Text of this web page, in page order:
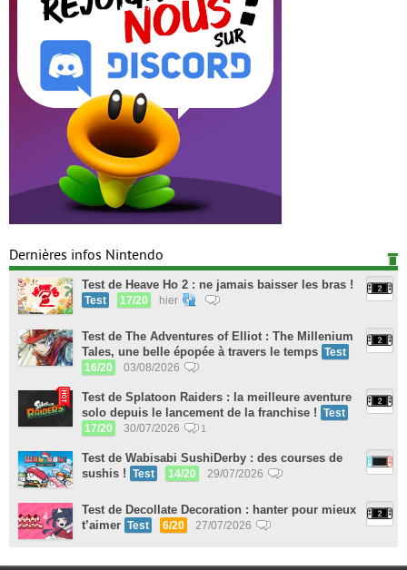
Dernières infos Nintendo
Test de Heave Ho 2 : ne jamais baisser les bras !
Test 17/20 hier
Test de The Adventures of Elliot : The Millenium
Tales, une belle épopée à travers le temps Test
16/20
03/08/2026
Test de Splatoon Raiders : la meilleure aventure
solo depuis le lancement de la franchise !
Test
17/20
30/07/2026 1
Test de Wabisabi SushiDerby : des courses de
sushis !
Test 14/20 29/07/2026
Test de Decollate Decoration : hanter pour mieux
t’aimer Test 6/20 27/07/2026